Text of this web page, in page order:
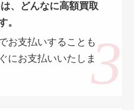
、どんなに高額買取
。
お支払いすることも
にお支払いいたしま